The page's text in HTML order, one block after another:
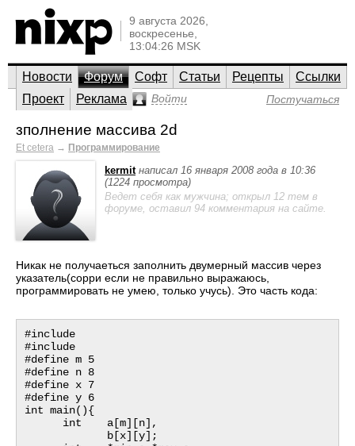
9 августа 2026,
воскресенье,
13:04:26 MSK
Новости Форум Софт Статьи Рецепты
Ссылки
Проект
Реклама Войти Постучаться
зполнение массива 2d
Et cetera → Программирование
kermit написал 16 января 2008 года в 10:36
(1224 просмотра)
Ведет себя как мужчина; открыл 12 тем в
форуме, оставил 94 комментария на сайте.
Никак не получаеться заполнить двумерный массив через
указатель(сорри если не правильно выражаюсь,
программировать не умею, только учусь). Это часть кода:
#include
#include
#define m 5
#define n 8
#define x 7
#define y 6
int main(){